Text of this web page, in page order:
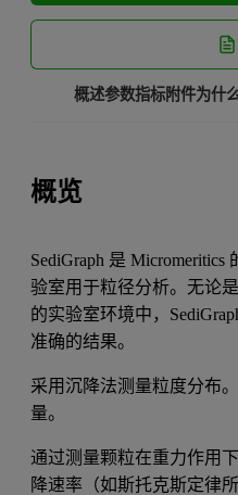
概述参数指标附件为什
概览
SediGraph 是
验室用于粒径分析。无论
的实验室环境中，
准确的结果。
采用沉降法测量粒度分布
量。
通过测量颗粒在重力作用
降速率（如斯托克斯定律